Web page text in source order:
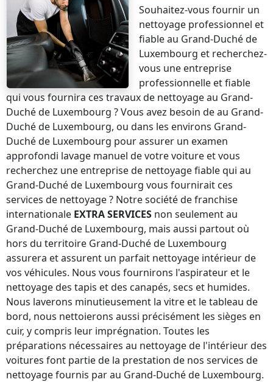
Souhaitez-vous fournir un
nettoyage professionnel et
fiableau Grand-Duché de
Luxembourg et recherchez-
vous une entreprise
professionnelle et fiable
qui vous fournira ces travaux de nettoyageau Grand-
Duché de Luxembourg ? Vous avez besoin deau Grand-
Duché de Luxembourg, ou dans les environs Grand-
Duché de Luxembourg pour assurer un examen
approfondi lavage manuel de votre voiture et vous
recherchez une entreprise de nettoyage fiable qui au
Grand-Duché de Luxembourg vous fournirait ces
services de nettoyage ? Notre société de franchise
internationale EXTRA SERVICES non seulementau
Grand-Duché de Luxembourg, mais aussi partout où
hors du territoire Grand-Duché de Luxembourg
assurera et assurent un parfait nettoyage intérieur de
vos véhicules. Nous vous fournirons l'aspirateur et le
nettoyage des tapis et des canapés, secs et humides.
Nous laverons minutieusement la vitre et le tableau de
bord, nous nettoierons aussi précisément les sièges en
cuir, y compris leur imprégnation. Toutes les
préparations nécessaires au nettoyage de l'intérieur des
voitures font partie de la prestation de nos services de
nettoyage fournis parau Grand-Duché de Luxembourg.